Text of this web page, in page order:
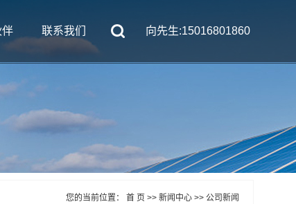
联系我们 向先生:15016801860
您的当前位置： 首 页 >> 新闻中心 >> 公司新闻